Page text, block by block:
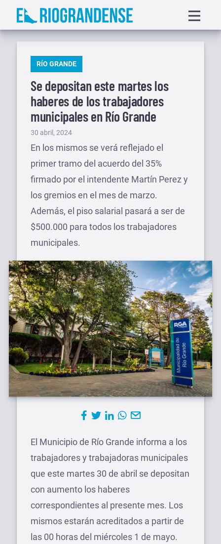
Saltar
menu
PUBLICADO
RÍO GRANDE
Se depositan este martes los
haberes de los trabajadores
municipales en Río Grande
Publicado
el
30 abril, 2024
En los mismos se verá reflejado el
primer tramo del acuerdo del 35%
firmado por el intendente Martín Perez y
los gremios en el mes de marzo.
Además, el piso salarial pasará a ser de
$500.000 para todos los trabajadores
municipales.
El Municipio de Río Grande informa a los
trabajadores y trabajadoras municipales
que este martes 30 de abril se depositan
con aumento los haberes
correspondientes al presente mes. Los
mismos estarán acreditados a partir de
las 00 horas del miércoles 1 de mayo.